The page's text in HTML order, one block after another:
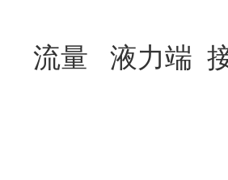
流量 液力端